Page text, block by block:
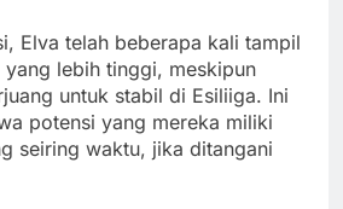
Elva telah beberapa kali tampil
lebih tinggi, meskipun
untuk stabil di Esiliiga. Ini
potensi yang mereka miliki
seiring waktu, jika ditangani